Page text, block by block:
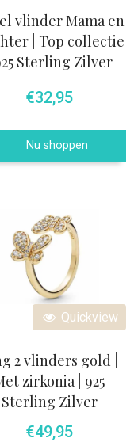
vlinder Mama en
| Top collectie
Sterling Zilver
€32,95
Nu shoppen
Quickview
2 vlinders gold |
zirkonia | 925
Sterling Zilver
€49,95